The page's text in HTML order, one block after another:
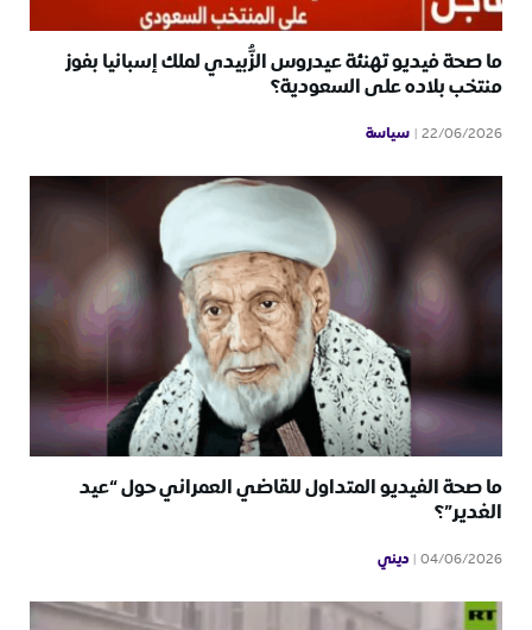
ما صحة فيديو تهنئة عيدروس الزُّبيدي لملك إسبانيا بفوز
منتخب بلاده على السعودية؟
22/06/2026 سياسة
ما صحة الفيديو المتداول للقاضي العمراني حول “عيد
الغدير”؟
04/06/2026 ديني